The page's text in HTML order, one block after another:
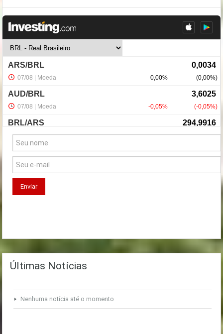
NewsLetter
Últimas Notícias
Nenhuma notícia até o momento